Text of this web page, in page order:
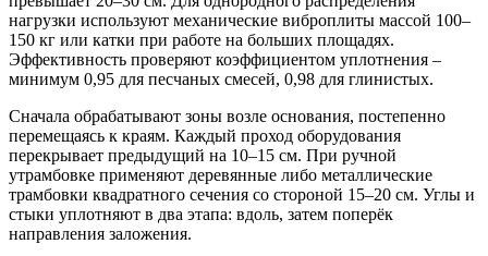
нагрузки используют механические виброплиты массой 100–
150 кг или катки при работе на больших площадях.
Эффективность проверяют коэффициентом уплотнения –
минимум 0,95 для песчаных смесей, 0,98 для глинистых.
Сначала обрабатывают зоны возле основания, постепенно
перемещаясь к краям. Каждый проход оборудования
перекрывает предыдущий на 10–15 см. При ручной
утрамбовке применяют деревянные либо металлические
трамбовки квадратного сечения со стороной 15–20 см. Углы и
стыки уплотняют в два этапа: вдоль, затем поперёк
направления заложения.